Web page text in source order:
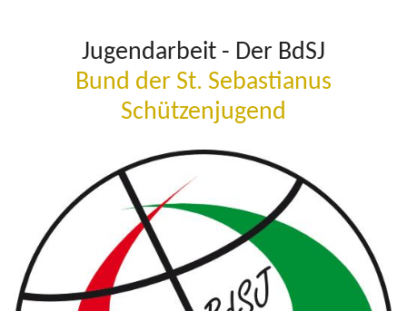
Jugendarbeit - Der BdSJ
Bund der St. Sebastianus
Schützenjugend